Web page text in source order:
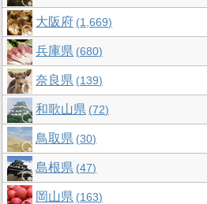
大阪府 1,669
兵庫県 680
奈良県 139
和歌山県 72
鳥取県 30
島根県 47
岡山県 163